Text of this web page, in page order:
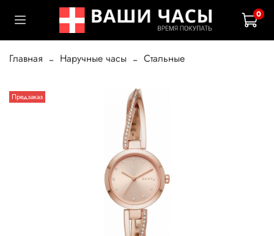
0
Главная Наручные часы Стальные
Предзаказ